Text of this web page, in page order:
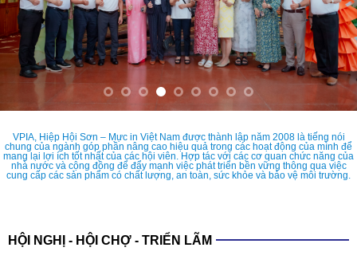
VPIA, Hiệp Hội Sơn – Mực in Việt Nam được thành lập năm 2008 là tiếng nói
chung của ngành góp phần nâng cao hiệu quả trong các hoạt động của mình để
mang lại lợi ích tốt nhất của các hội viên. Hợp tác với các cơ quan chức năng của
nhà nước và cộng đồng để đẩy mạnh việc phát triển bền vững thông qua việc
cung cấp các sản phẩm có chất lượng, an toàn, sức khỏe và bảo vệ môi trường.
HỘI NGHỊ - HỘI CHỢ - TRIỂN LÃM